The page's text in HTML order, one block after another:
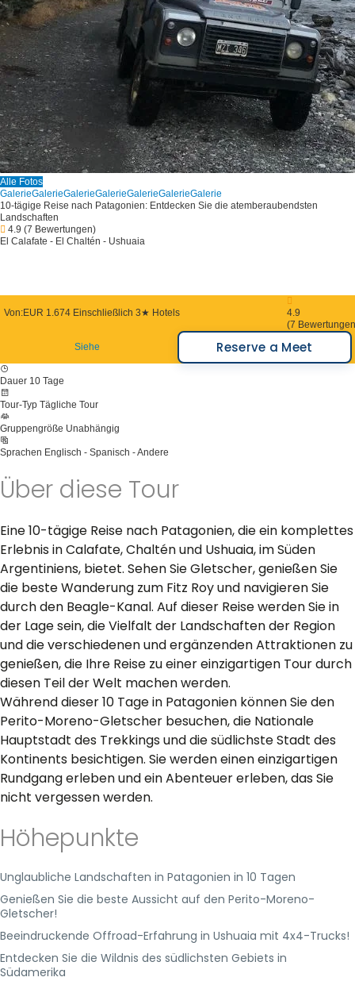
Alle Fotos
GalerieGalerieGalerieGalerieGalerieGalerieGalerie
10-tägige Reise nach Patagonien: Entdecken Sie die atemberaubendsten
Landschaften
4.9 (7 Bewertungen)
El Calafate - El Chaltén - Ushuaia
Von:EUR 1.674 Einschließlich 3★ Hotels
4.9
(7
Siehe
Reserve a Meet
Dauer 10 Tage
Tour-Typ Tägliche Tour
Gruppengröße Unabhängig
Sprachen Englisch - Spanisch - Andere
Über diese Tour
Eine 10-tägige Reise nach Patagonien, die ein komplettes
Erlebnis in Calafate, Chaltén und Ushuaia, im Süden
Argentiniens, bietet. Sehen Sie Gletscher, genießen Sie
die beste Wanderung zum Fitz Roy und navigieren Sie
durch den Beagle-Kanal. Auf dieser Reise werden Sie in
der Lage sein, die Vielfalt der Landschaften der Region
und die verschiedenen und ergänzenden Attraktionen zu
genießen, die Ihre Reise zu einer einzigartigen Tour durch
diesen Teil der Welt machen werden.
Während dieser 10 Tage in Patagonien können Sie den
Perito-Moreno-Gletscher besuchen, die Nationale
Hauptstadt des Trekkings und die südlichste Stadt des
Kontinents besichtigen. Sie werden einen einzigartigen
Rundgang erleben und ein Abenteuer erleben, das Sie
nicht vergessen werden.
Höhepunkte
Unglaubliche Landschaften in Patagonien in 10 Tagen
Genießen Sie die beste Aussicht auf den Perito-Moreno-
Gletscher!
Beeindruckende Offroad-Erfahrung in Ushuaia mit 4x4-Trucks!
Entdecken Sie die Wildnis des südlichsten Gebiets in
Südamerika